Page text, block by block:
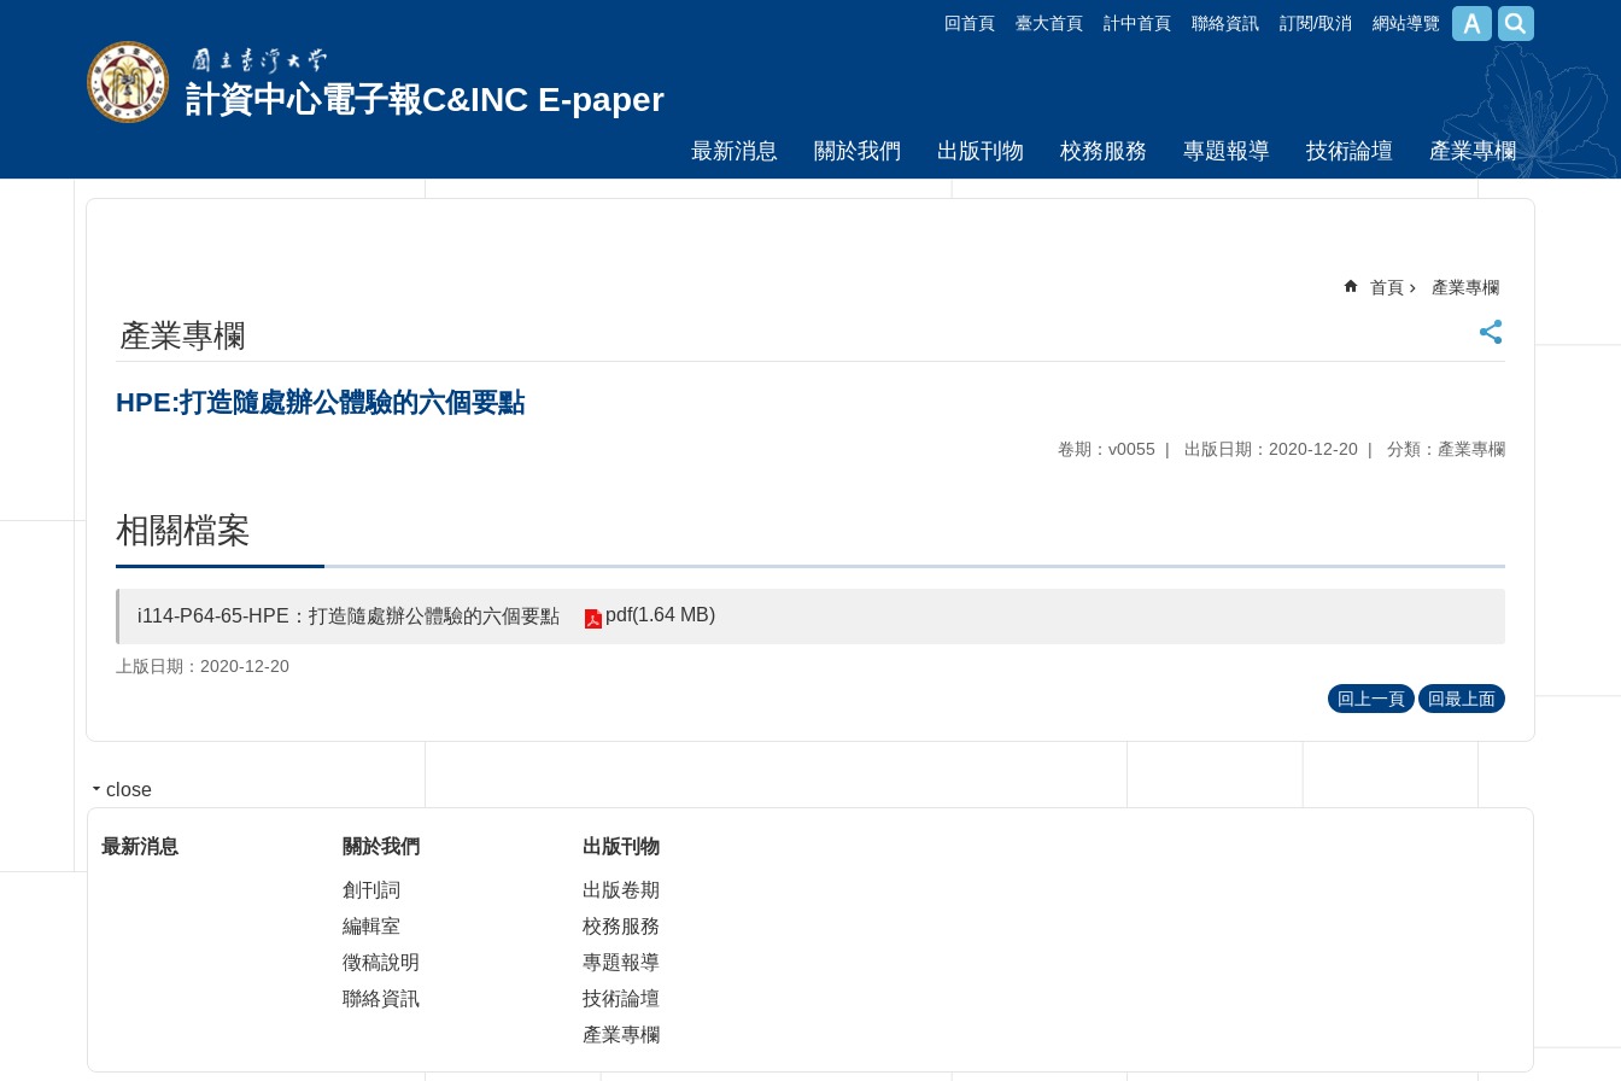
回首頁 臺大首頁 計中首頁 聯絡資訊 訂閱/取消 網站導覽
計資中心電子報C&INC E-paper
最新消息 關於我們 出版刊物 校務服務 專題報導 技術論壇 產業專欄
首頁 產業專欄
產業專欄
HPE:打造隨處辦公體驗的六個要點
卷期：v0055 出版日期：2020-12-20 分類：產業專欄
相關檔案
i114-P64-65-HPE：打造隨處辦公體驗的六個要點 pdf(1.64 MB)
上版日期：2020-12-20
回上一頁
回最上面
close
最新消息 關於我們
創刊詞
編輯室
徵稿說明
聯絡資訊
出版刊物
出版卷期
校務服務
專題報導
技術論壇
產業專欄